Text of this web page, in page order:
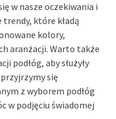
w nasze oczekiwania i
trendy, które kładą
kolory,
aranżacji. Warto także
podłóg, aby służyły
się
z wyborem podłóg
w podjęciu świadomej